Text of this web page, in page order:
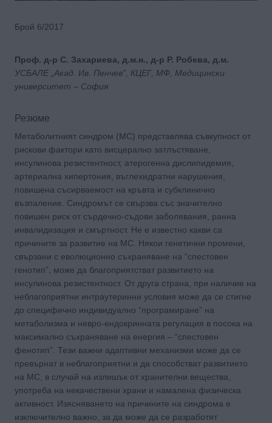
Брой 6/2017
Проф. д-р С. Захариева, д.м.н., д-р Р. Робева, д.м.
УСБАЛЕ „Акад. Ив. Пенчев”, КЦЕГ, МФ, Медицински
университет – София
Резюме
Метаболитният синдром (МС) представлява съвкупност от
рискови фактори като висцерално затлъстяване,
инсулинова резистентност, атерогенна дислипидемия,
артериална хипертония, въглехидратни нарушения,
повишена съсирваемост на кръвта и субклинично
възпаление. Синдромът се свързва със значително
повишен риск от сърдечно-съдови заболявания, ранна
инвалидизация и смъртност. Не е известно какви са
причините за развитие на МС. Някои генетични промени,
свързани с еволюционно съхраняване на “спестовен
генотип”, може да благоприятстват развитието на
инсулинова резистентност. От друга страна, при наличие на
неблагоприятни интраутеринни условия може да се стигне
до специфично индивидуално “програмиране” на
метаболизма и невро-ендокринната регулация в посока на
максимално съхраняване на енергия – “спестовен
фенотип”. Тези важни адаптивни механизми може да се
превърнат в неблагоприятни и да способстват развитието
на МС, в случай на излишък от хранителни вещества,
употреба на некачествени храни и намалена физическа
активност. Изясняването на причините на синдрома е
изключително важно, за да може да се разработят